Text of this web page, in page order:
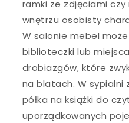
ramki ze zdjęciami
wnętrzu osobisty
W salonie mebel
biblioteczki lub
drobiazgów, które
na blatach. W sypialni
półka na książki do
uporządkowanych